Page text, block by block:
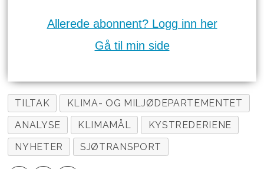
Allerede abonnent? Logg inn her
Gå til min side
TILTAK
KLIMA- OG MILJØDEPARTEMENTET
ANALYSE
KLIMAMÅL
KYSTREDERIENE
NYHETER
SJØTRANSPORT